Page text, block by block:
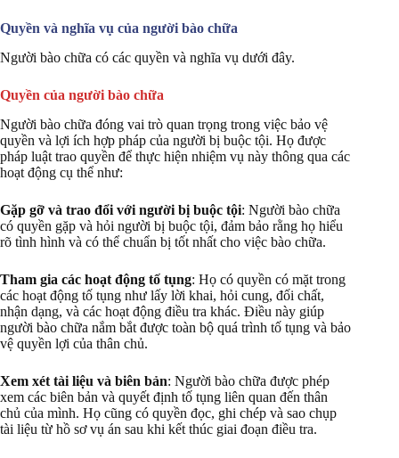
Quyền và nghĩa vụ của người bào chữa
Người bào chữa có các quyền và nghĩa vụ dưới đây.
Quyền của người bào chữa
Người bào chữa đóng vai trò quan trọng trong việc bảo vệ
quyền và lợi ích hợp pháp của người bị buộc tội. Họ được
pháp luật trao quyền để thực hiện nhiệm vụ này thông qua các
hoạt động cụ thể như:
Gặp gỡ và trao đổi với người bị buộc tội: Người bào chữa
có quyền gặp và hỏi người bị buộc tội, đảm bảo rằng họ hiểu
rõ tình hình và có thể chuẩn bị tốt nhất cho việc bào chữa.
Tham gia các hoạt động tố tụng: Họ có quyền có mặt trong
các hoạt động tố tụng như lấy lời khai, hỏi cung, đối chất,
nhận dạng, và các hoạt động điều tra khác. Điều này giúp
người bào chữa nắm bắt được toàn bộ quá trình tố tụng và bảo
vệ quyền lợi của thân chủ.
Xem xét tài liệu và biên bản: Người bào chữa được phép
xem các biên bản và quyết định tố tụng liên quan đến thân
chủ của mình. Họ cũng có quyền đọc, ghi chép và sao chụp
tài liệu từ hồ sơ vụ án sau khi kết thúc giai đoạn điều tra.